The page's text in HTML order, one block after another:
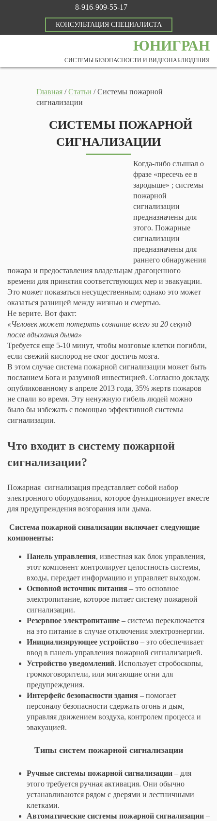
8-916-909-55-17
КОНСУЛЬТАЦИЯ СПЕЦИАЛИСТА
ЮНИГРАН
СИСТЕМЫ БЕЗОПАСНОСТИ И ВИДЕОНАБЛЮДЕНИЯ
Главная /Статьи /Системы пожарной
сигнализации
СИСТЕМЫ ПОЖАРНОЙ
СИГНАЛИЗАЦИИ
Когда-либо слышал о
фразе «пресечь ее в
зародыше» ; системы
пожарной
сигнализации
предназначены для
этого. Пожарные
сигнализации
предназначены для
раннего обнаружения
пожара и предоставления владельцам драгоценного
времени для принятия соответствующих мер и эвакуации.
Это может показаться несущественным; однако это может
оказаться разницей между жизнью и смертью.
Не верите. Вот факт:
«Человек может потерять сознание всего за 20 секунд
после вдыхания дыма»
Требуется еще 5-10 минут, чтобы мозговые клетки погибли,
если свежий кислород не смог достичь мозга.
В этом случае система пожарной сигнализации может быть
посланием Бога и разумной инвестицией. Согласно докладу,
опубликованному в апреле 2013 года, 35% жертв пожаров
не спали во время. Эту ненужную гибель людей можно
было бы избежать с помощью эффективной системы
сигнализации.
Что входит в систему пожарной
сигнализации?
Пожарная сигнализация представляет собой набор
электронного оборудования, которое функционирует вместе
для предупреждения возгорания или дыма.
Система пожарной синализации включает следующие
компоненты:
Панель управления, известная как блок управления,
этот компонент контролирует целостность системы,
входы, передает информацию и управляет выходом.
Основной источник питания – это основное
электропитание, которое питает систему пожарной
сигнализации.
Резервное электропитание – система переключается
на это питание в случае отключения электроэнергии.
Инициализирующее устройство – это обеспечивает
ввод в панель управления пожарной сигнализацией.
Устройство уведомлений. Использует стробоскопы,
громкоговорители, или мигающие огни для
предупреждения.
Интерфейс безопасности здания – помогает
персоналу безопасности сдержать огонь и дым,
управляя движением воздуха, контролем процесса и
эвакуацией.
Типы систем пожарной сигнализации
Ручные системы пожарной сигнализации – для
этого требуется ручная активация. Они обычно
устанавливаются рядом с дверями и лестничными
клетками.
Автоматические системы пожарной сигнализации –